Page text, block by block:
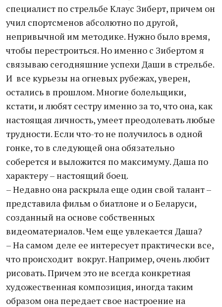
специалист по стрельбе Клаус Зиберт, причем он
учил спортсменов абсолютно по другой,
непривычной им методике. Нужно было время,
чтобы перестроиться. Но именно с Зибертом я
связываю сегодняшние успехи Даши в стрельбе.
И все курьезы на огневых рубежах, уверен,
остались в прошлом. Многие болельщики,
кстати, и любят сестру именно за то, что она, как
настоящая личность, умеет преодолевать любые
трудности. Если что-то не получилось в одной
гонке, то в следующей она обязательно
соберется и выложится по максимуму. Даша по
характеру – настоящий боец.
– Недавно она раскрыла еще один свой талант –
представила фильм о биатлоне и о Беларуси,
созданный на основе собственных
видеоматериалов. Чем еще увлекается Даша?
– На самом деле ее интересует практически все,
что происходит вокруг. Например, очень любит
рисовать. Причем это не всегда конкретная
художественная композиция, иногда таким
образом она передает свое настроение на